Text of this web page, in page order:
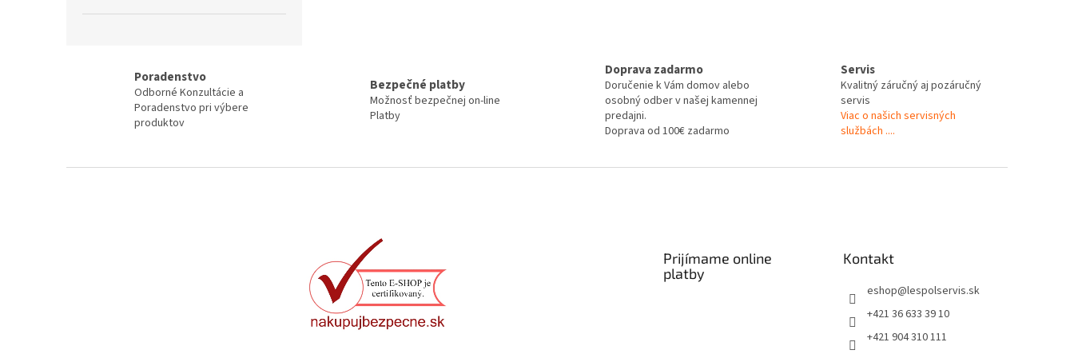
Poradenstvo
Odborné Konzultácie a
Poradenstvo pri výbere
produktov
Bezpečné platby
Možnosť bezpečnej on-line
Platby
Doprava zadarmo
Doručenie k Vám domov alebo
osobný odber v našej kamennej
predajni.
Doprava od 100€ zadarmo
Servis
Kvalitný záručný aj pozáručný
servis
Viac o našich servisných
službách ....
Prijímame online
platby
Kontakt
eshop@lespolservis.sk
+421 36 633 39 10
+421 904 310 111